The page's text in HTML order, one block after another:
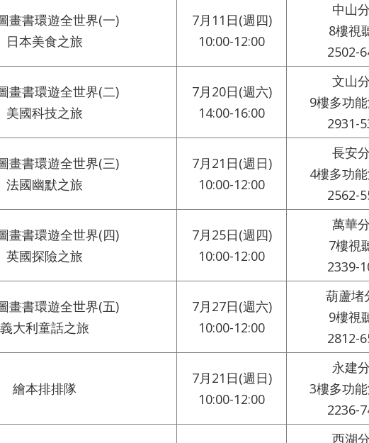
畫書環遊全世界(一)
日本美食之旅
7月11日(週四)
10:00-12:00
中山
8樓視
2502-
畫書環遊全世界(二)
美國科技之旅
7月20日(週六)
14:00-16:00
文山
9樓多功
2931-
畫書環遊全世界(三)
法國幽默之旅
7月21日(週日)
10:00-12:00
長安
4樓多功
2562-
畫書環遊全世界(四)
英國探險之旅
7月25日(週四)
10:00-12:00
萬華
7樓視
2339-
畫書環遊全世界(五)
義大利童話之旅
7月27日(週六)
10:00-12:00
葫蘆堵
9樓視
2812-
繪本排排隊
7月21日(週日)
10:00-12:00
永建
3樓多功
2236-
西湖